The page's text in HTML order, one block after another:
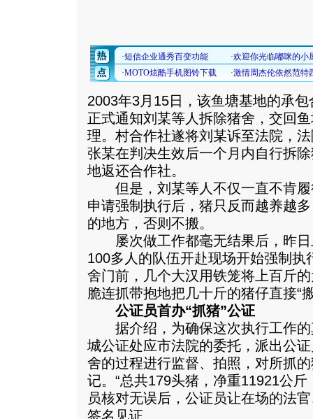
2003年3月15日，该鱼塘基地的承
正式通知刘某等人拆除猪舍，交回
理。村合作社遂将刘某诉至法院，
张某在判决生效后一个月内自行拆
地返还合作社。
但是，刘某等人不仅一直不肯履
申请强制执行后，猪只反而越养越
的地方，否则不搬。
屡次做工作都毫无结果后，昨日
100多人的队伍开赴现场开始强制执
舍门前，几个大汉用铁笼将上百斤
脆连抓带抱地把几十斤的猪仔直接
公证员首办“抓猪”公证
据介绍，为确保这次执行工作的
城公证处应市法院的委托，派出公
舍的过程进行监督、拍照，对所抓
记。“总共179头猪，净重11921公
员核对无误后，公证员让在场的法
签名见证。